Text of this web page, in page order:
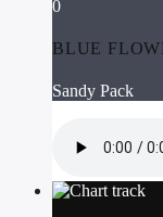
0
BLUE
Sandy Pack